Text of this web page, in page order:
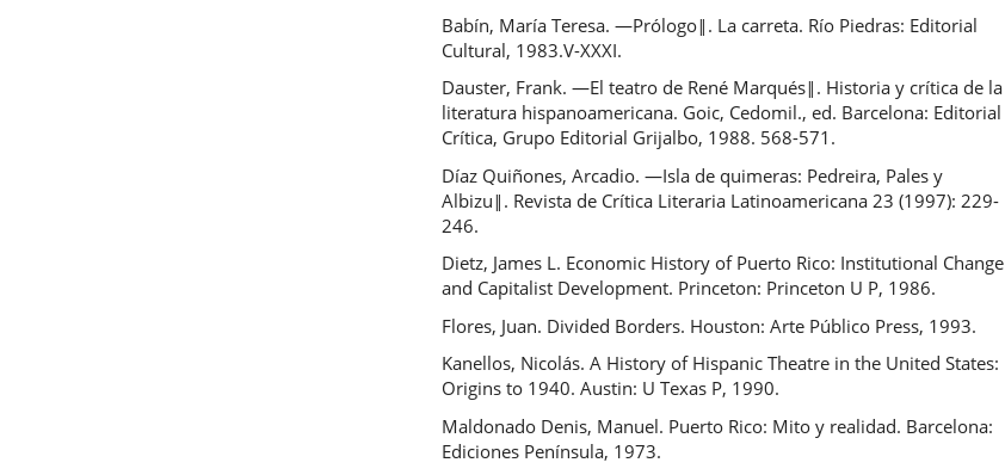
Babín, María Teresa. ―Prólogo‖. La carreta. Río Piedras: Editorial
Cultural, 1983.V-XXXI.
Dauster, Frank. ―El teatro de René Marqués‖. Historia y crítica de la
literatura hispanoamericana. Goic, Cedomil., ed. Barcelona: Editorial
Crítica, Grupo Editorial Grijalbo, 1988. 568-571.
Díaz Quiñones, Arcadio. ―Isla de quimeras: Pedreira, Pales y
Albizu‖. Revista de Crítica Literaria Latinoamericana 23 (1997): 229-
246.
Dietz, James L. Economic History of Puerto Rico: Institutional Change
and Capitalist Development. Princeton: Princeton U P, 1986.
Flores, Juan. Divided Borders. Houston: Arte Público Press, 1993.
Kanellos, Nicolás. A History of Hispanic Theatre in the United States:
Origins to 1940. Austin: U Texas P, 1990.
Maldonado Denis, Manuel. Puerto Rico: Mito y realidad. Barcelona:
Ediciones Península, 1973.